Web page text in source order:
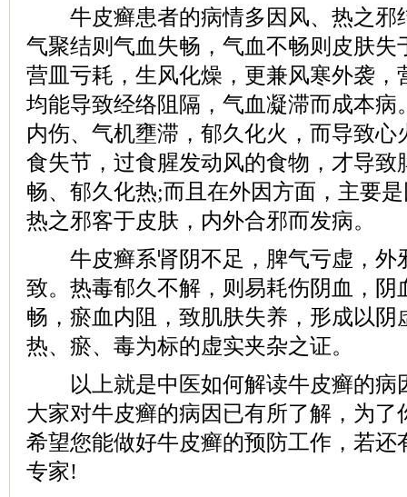
牛皮癣患者的病情多因风、热之邪
气聚结则气血失畅，气血不畅则皮肤失
营皿亏耗，生风化燥，更兼风寒外袭，
均能导致经络阻隔，气血凝滞而成本病
内伤、气机壅滞，郁久化火，而导致心
食失节，过食腥发动风的食物，才导致
畅、郁久化热;而且在外因方面，主要
热之邪客于皮肤，内外合邪而发病。
牛皮癣系肾阴不足，脾气亏虚，外
致。热毒郁久不解，则易耗伤阴血，阴
畅，瘀血内阻，致肌肤失养，形成以阴
热、瘀、毒为标的虚实夹杂之证。
以上就是中医如何解读牛皮癣的病
大家对牛皮癣的病因已有所了解，为了
希望您能做好牛皮癣的预防工作，若还
专家!